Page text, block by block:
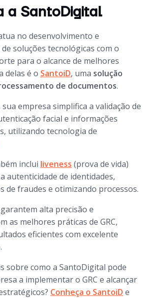
a SantoDigital
no desenvolvimento e
soluções tecnológicas com o
para o alcance de melhores
delas é o SantoiD, uma solução
de documentos.
empresa simplifica a validação de
facial e informações
utilizando tecnologia de
inclui liveness (prova de vida)
autenticidade de identidades,
de fraudes e otimizando processos.
alta precisão e
as melhores práticas de GRC,
eficientes com excelente
sobre como a SantoDigital pode
a implementar o GRC e alcançar
Conheça o SantoiD e